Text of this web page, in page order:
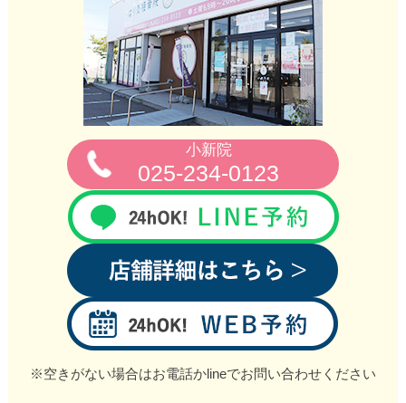
小新院
025-234-0123
※空きがない場合はお電話かlineでお問い合わせください